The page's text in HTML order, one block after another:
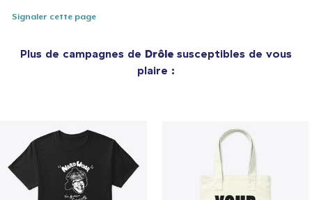
Signaler cette page
Plus de campagnes de Drôle susceptibles de vous
plaire :